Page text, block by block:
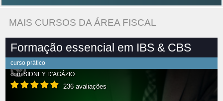
MAIS CURSOS DA ÁREA FISCAL
Formação essencial em IBS & CBS
curso prático
comSIDNEY D'AGÁZIO
236 avaliações